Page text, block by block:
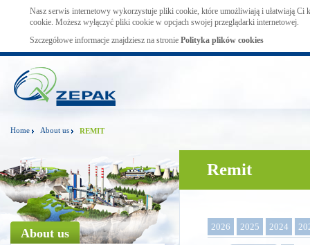
Nasz serwis internetowy wykorzystuje pliki cookie, które umożliwiają i ułatwiają Ci
cookie. Możesz wyłączyć pliki cookie w opcjach swojej przeglądarki internetowej.
Szczegółowe informacje znajdziesz na stronie Polityka plików cookies
Home About us REMIT
About us
Remit
2026 2025 2024